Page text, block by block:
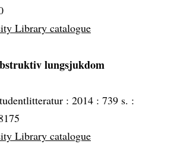
Library catalogue
lungsjukdom
: 2014 : 739 s. :
Library catalogue